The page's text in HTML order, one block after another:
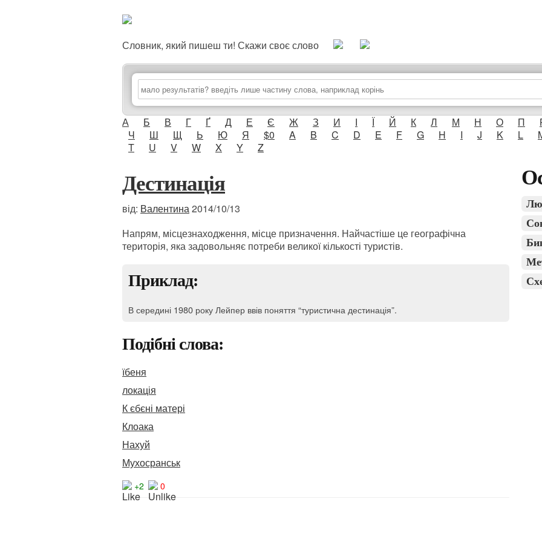
Словник, який пишеш ти! Скажи своє слово
А Б В Г Ґ Д Е Є Ж З И І Ї Й К Л М Н О П
Ч
Ш Щ Ь Ю Я $0 A B C D E F G H I J K L
T
U V W X Y Z
Дестинація
від: Валентина2014/10/13
Напрям, місцезнаходження, місце призначення. Найчастіше це географічна
територія, яка задовольняє потреби великої кількості туристів.
Приклад:
В середині 1980 року Лейпер ввів поняття “туристична дестинація”.
Подібні слова:
їбеня
локація
К єбєні матері
Клоака
Нахуй
Мухосранськ
+2 0